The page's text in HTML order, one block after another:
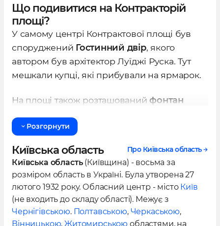
саме тут укладалися угоди й контракти.
З кінця 18 століття тут проводилися відомі
Контрактові ярмарки. Це місце було обране
не випадково, оскільки поруч знаходився
київський порт. Однак, коли центр торгівлі
площа поступово втратила свою
стратегічну вагу.
Тут, на Контрактовій площі,
розташовувалися Магістрат і Войтова вежа,
де приймали вердикти міської влади.
Будівлю було побудовано у 1714 році. Проте,
у 1812 році вона була знищена пожежею.
Що подивитися на Контракторій
площі?
У самому центрі Контрактової площі був
споруджений Гостинний двір, якого
автором був архітектор Луїджі Руска. Тут
мешкали купці, які прибували на ярмарок.
На площі також розташованийфонтан
водопроводу. Мандрівники та богомоли, які
В Контрактовому будинку проводилися
розважальні заходи. Також на площі
знаходиться грецький
храм Святої
Катерини з високою дзвіницею, яка була
відновлена в 1970-х роках.
Розгорнути
Київська область Про Київська область
Київська область(Київщина) - восьма за
розміром область в Україні. Була утворена 27
лютого 1932 року. Обласний центр - місто Київ
(не входить до складу області). Межує з
Чернігівською. Полтавською, Черкаською,
Вінницькою, Житомирською областями, на